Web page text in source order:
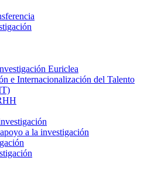
Euriclea
e Internacionalización del Talento
a la investigación